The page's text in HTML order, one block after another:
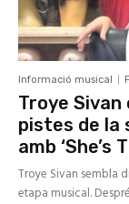
Informació musical
Troye Sivan
pistes de la
amb ‘She’s
Troye Sivan sembla
etapa musical.